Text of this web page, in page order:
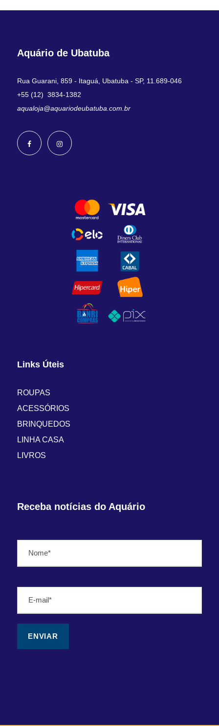
Aquário de Ubatuba
Rua Guarani, 859 - Itaguá, Ubatuba - SP, 11.689-046
+55 (12) 3834-1382
aqualoja@aquariodeubatuba.com.br
Links Úteis
ROUPAS
ACESSÓRIOS
BRINQUEDOS
LINHA CASA
LIVROS
Receba notícias do Aquário